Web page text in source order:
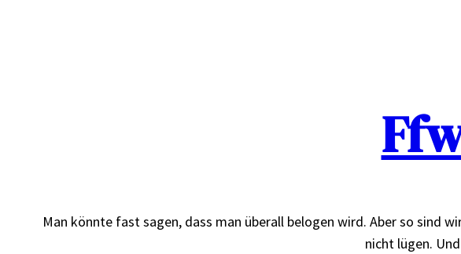
Man könnte fast sagen, dass man überall belogen wird. Aber so sind
nicht lügen.